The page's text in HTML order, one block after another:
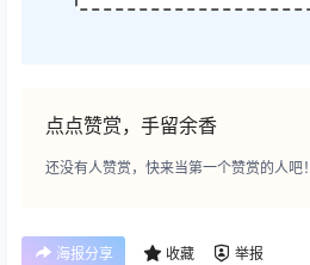
点点赞赏，手留余香
还没有人赞赏，快来当第一个赞赏的人吧！
海报分享 收藏 举报